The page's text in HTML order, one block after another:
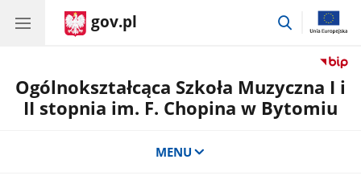
gov.pl
przejdź
Ogólnokształcąca Szkoła Muzyczna I i
II stopnia im. F. Chopina w Bytomiu
MENU